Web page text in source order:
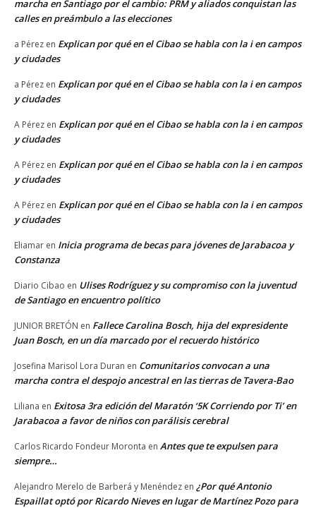
marcha en Santiago por el cambio: PRM y aliados conquistan las
calles en preámbulo a las elecciones
a Pérez en Explican por qué en el Cibao se habla con la i en campos
y ciudades
a Pérez en Explican por qué en el Cibao se habla con la i en campos
y ciudades
A Pérez en Explican por qué en el Cibao se habla con la i en campos
y ciudades
A Pérez en Explican por qué en el Cibao se habla con la i en campos
y ciudades
A Pérez en Explican por qué en el Cibao se habla con la i en campos
y ciudades
Eliamar en Inicia programa de becas para jóvenes de Jarabacoa y
Constanza
Diario Cibao en Ulises Rodríguez y su compromiso con la juventud
de Santiago en encuentro político
JUNIOR BRETÓN en Fallece Carolina Bosch, hija del expresidente
Juan Bosch, en un día marcado por el recuerdo histórico
Josefina Marisol Lora Duran en Comunitarios convocan a una
marcha contra el despojo ancestral en las tierras de Tavera-Bao
Liliana en Exitosa 3ra edición del Maratón ‘5K Corriendo por Ti’ en
Jarabacoa a favor de niños con parálisis cerebral
Carlos Ricardo Fondeur Moronta en Antes que te expulsen para
siempre…
Alejandro Merelo de Barberá y Menéndez en ¿Por qué Antonio
Espaillat optó por Ricardo Nieves en lugar de Martínez Pozo para